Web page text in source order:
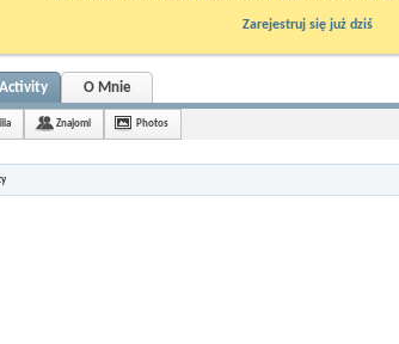
Zarejestruj się już dziś
O Mnie
Znajomi Photos